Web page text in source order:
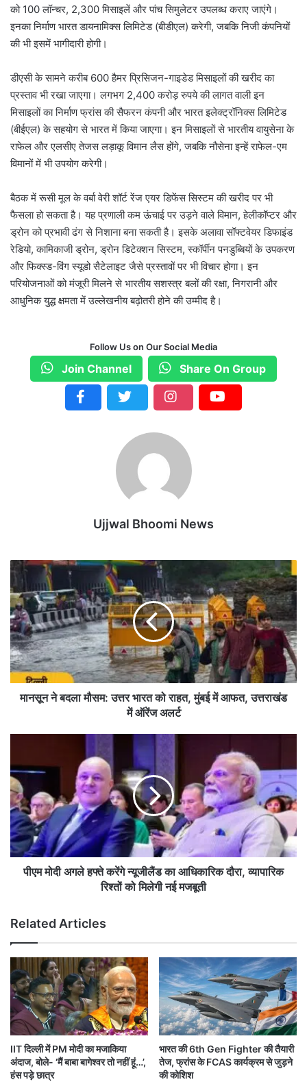
को 100 लॉन्चर, 2,300 मिसाइलें और पांच सिमुलेटर उपलब्ध कराए जाएंगे।
इनका निर्माण भारत डायनामिक्स लिमिटेड (बीडीएल) करेगी, जबकि निजी कंपनियों
की भी इसमें भागीदारी होगी।
डीएसी के सामने करीब 600 हैमर प्रिसिजन-गाइडेड मिसाइलों की खरीद का
प्रस्ताव भी रखा जाएगा। लगभग 2,400 करोड़ रुपये की लागत वाली इन
मिसाइलों का निर्माण फ्रांस की सैफरन कंपनी और भारत इलेक्ट्रॉनिक्स लिमिटेड
(बीईएल) के सहयोग से भारत में किया जाएगा। इन मिसाइलों से भारतीय वायुसेना के
राफेल और एलसीए तेजस लड़ाकू विमान लैस होंगे, जबकि नौसेना इन्हें राफेल-एम
विमानों में भी उपयोग करेगी।
बैठक में रूसी मूल के वर्बा वेरी शॉर्ट रेंज एयर डिफेंस सिस्टम की खरीद पर भी
फैसला हो सकता है। यह प्रणाली कम ऊंचाई पर उड़ने वाले विमान, हेलीकॉप्टर और
ड्रोन को प्रभावी ढंग से निशाना बना सकती है। इसके अलावा सॉफ्टवेयर डिफाइंड
रेडियो, कामिकाजी ड्रोन, ड्रोन डिटेक्शन सिस्टम, स्कॉर्पीन पनडुब्बियों के उपकरण
और फिक्स्ड-विंग स्यूडो सैटेलाइट जैसे प्रस्तावों पर भी विचार होगा। इन
परियोजनाओं को मंजूरी मिलने से भारतीय सशस्त्र बलों की रक्षा, निगरानी और
आधुनिक युद्ध क्षमता में उल्लेखनीय बढ़ोतरी होने की उम्मीद है।
Follow Us on Our Social Media
Join Channel Share On Group
Ujjwal Bhoomi News
मा
सू
न
ने
ब
द
ला
मौ
र
भा
र
त
को
रा
ह
ई
में
आ
फ
त
,
उ
त्त
खं
ड
मानसून ने बदला मौसम: उत्तर भारत को राहत, मुंबई में आफत, उत्तराखंड
में ऑरेंज अलर्ट
म
मो
दी
अ
ग
ले
ह
न्यू
जी
लैं
ड
का
आ
धि
का
रि
क
दौ
पीएम मोदी अगले हफ्ते करेंगे न्यूजीलैंड का आधिकारिक दौरा, व्यापारिक
रिश्तों को मिलेगी नई मजबूती
Related Articles
IIT दिल्ली में PM मोदी का मजाकिया
अंदाज, बोले- ‘मैं बाबा बागेश्वर तो नहीं हूं…’,
हंस पड़े छात्र
भारत की 6th Gen Fighter की तैयारी
तेज, फ्रांस के FCAS कार्यक्रम से जुड़ने
की कोशिश